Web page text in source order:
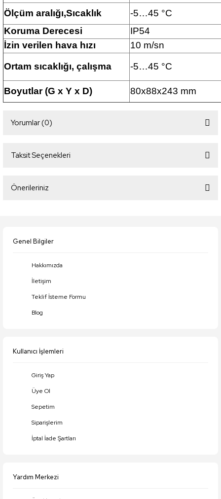
Ölçüm aralığı,Sıcaklık
-5…45 °C
Koruma Derecesi
IP54
İzin verilen hava hızı
10 m/sn
Ortam sıcaklığı, çalışma -5…45 °C
Boyutlar (G x Y x D) 80x88x243 mm
Yorumlar (0)
Taksit Seçenekleri
Önerileriniz
Görüş ve önerileriniz için teşekkür ederiz.
Ürün açıklamasında eksik bilgiler bulunuyor.
Ürün fiyatı diğer sitelerden daha pahalı.
Genel Bilgiler
Hakkımızda
İletişim
Teklif İsteme Formu
Blog
Kullanıcı İşlemleri
Giriş Yap
Üye Ol
Sepetim
Siparişlerim
İptal İade Şartları
Yardım Merkezi